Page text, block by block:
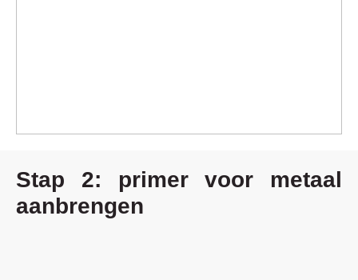
Stap 2: primer voor metaal
aanbrengen